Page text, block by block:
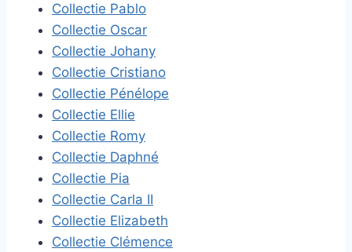
Collectie Pablo
Collectie Oscar
Collectie Johany
Collectie Cristiano
Collectie Pénélope
Collectie Ellie
Collectie Romy
Collectie Daphné
Collectie Pia
Collectie Carla II
Collectie Elizabeth
Collectie Clémence